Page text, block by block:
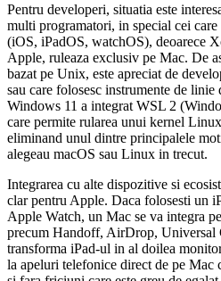
Pentru developeri, situatia este
multi programatori, in special cei
(iOS, iPadOS, watchOS), deoarece
Apple, ruleaza exclusiv pe Mac. De
bazat pe Unix, este apreciat de
sau care folosesc instrumente de linie
Windows 11 a integrat WSL 2
care permite rularea unui kernel
eliminand unul dintre principalele
alegeau macOS sau Linux in trecut.
Integrarea cu alte dispozitive si
clar pentru Apple. Daca folosesti un
Apple Watch, un Mac se va integra
precum Handoff, AirDrop, Universal
transforma iPad-ul in al doilea
la apeluri telefonice direct de pe Mac